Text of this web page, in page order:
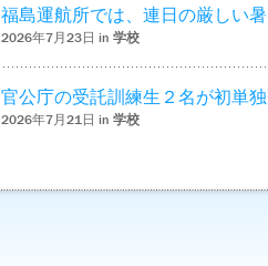
福島運航所では、連日の厳しい
2026年7月23日 in 学校
官公庁の受託訓練生２名が初単
2026年7月21日 in 学校